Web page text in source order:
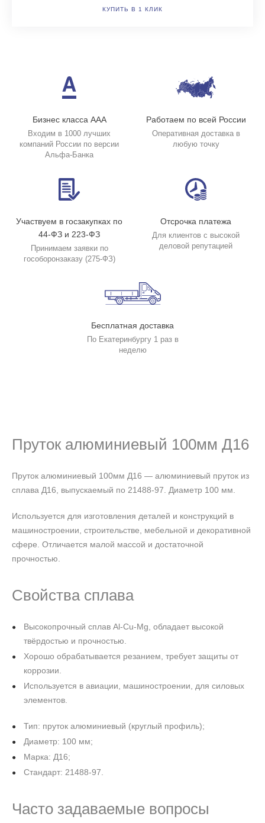
КУПИТЬ В 1 КЛИК
Бизнес класса ААА
Входим в 1000 лучших
компаний России по версии
Альфа-Банка
Работаем по всей России
Оперативная доставка в
любую точку
Участвуем в госзакупках по
44-ФЗ и 223-ФЗ
Принимаем заявки по
гособоронзаказу (275-ФЗ)
Отсрочка платежа
Для клиентов с высокой
деловой репутацией
Бесплатная доставка
По Екатеринбургу 1 раз в
неделю
Пруток алюминиевый 100мм Д16
Пруток алюминиевый 100мм Д16 — алюминиевый пруток из
сплава Д16, выпускаемый по 21488-97. Диаметр 100 мм.
Используется для изготовления деталей и конструкций в
машиностроении, строительстве, мебельной и декоративной
сфере. Отличается малой массой и достаточной
прочностью.
Свойства сплава
Высокопрочный сплав Al‑Cu‑Mg, обладает высокой
твёрдостью и прочностью.
Хорошо обрабатывается резанием, требует защиты от
коррозии.
Используется в авиации, машиностроении, для силовых
элементов.
Тип: пруток алюминиевый (круглый профиль);
Диаметр: 100 мм;
Марка: Д16;
Стандарт: 21488-97.
Часто задаваемые вопросы